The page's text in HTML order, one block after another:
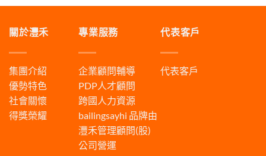
關於灃禾
集團介紹
優勢特色
社會關懷
得獎榮耀
專業服務
企業顧問輔導
PDP人才顧問
跨國人力資源
bailingsayhi 品牌由
灃禾管理顧問(股)
公司營運
代表客戶
代表客戶